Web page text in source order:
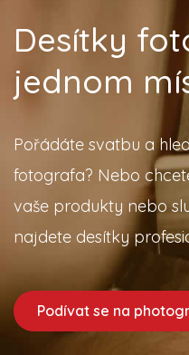
Desítky
jednom
Pořádáte svatbu a
fotografa? Nebo
vaše produkty nebo
najdete desítky
Podívat se na